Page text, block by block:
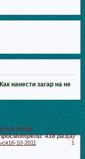
нанести загар на не
телв
438раз(а)
1
16-10-2011